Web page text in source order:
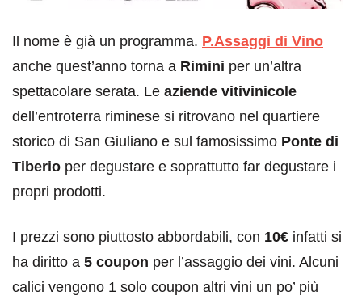
Il nome è già un programma. P.Assaggi di Vino
anche quest’anno torna a Rimini per un’altra
spettacolare serata. Le aziende vitivinicole
dell’entroterra riminese si ritrovano nel quartiere
storico di San Giuliano e sul famosissimo Ponte di
Tiberio per degustare e soprattutto far degustare i
propri prodotti.
I prezzi sono piuttosto abbordabili, con 10€ infatti si
ha diritto a 5 coupon per l’assaggio dei vini. Alcuni
calici vengono 1 solo coupon altri vini un po’ più